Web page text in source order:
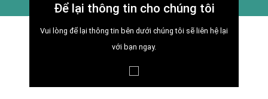
Để lại thông tin cho chúng tôi
Vui lòng để lại thông tin bên dưới chúng tôi sẽ liên hệ lại
với bạn ngay.